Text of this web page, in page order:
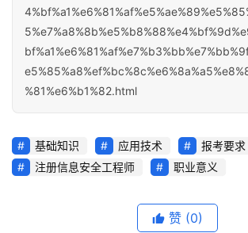
%81%e6%b1%82.html
基础知识 应用技术
报考要求
注册信息安全工程师
职业意义
赞 (0)